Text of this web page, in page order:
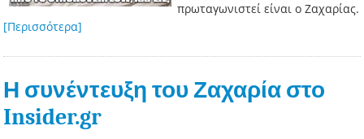
πρωταγωνιστεί είναι ο Ζαχαρίας.
[Περισσότερα]
Η συνέντευξη του Ζαχαρία στο
Insider.gr